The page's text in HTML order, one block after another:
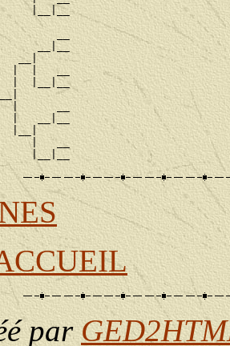
|__|__
__
__|__
__|
|  |   __
|  |__|__
|      __
|   __|__
|__|
|   __
par